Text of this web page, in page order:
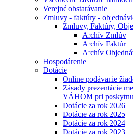
Verejné obstarávanie
Zmluvy - faktúry -
Zmluvy, Faktúry,
Archív Zmlúv
Archív Faktúr
Archív
Hospodárenie
Dotácie
Online podávanie
Zásady prezentácie
VÁHOM pri
Dotácie za rok 2026
Dotácie za rok 2025
Dotácie za rok 2024
Dotácie za rok 2023